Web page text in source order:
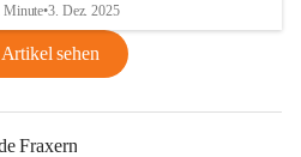
Minute•3. Dez. 2025
sehen
Fraxern